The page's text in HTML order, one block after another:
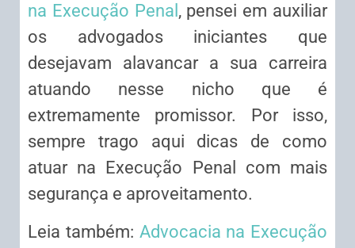
na Execução Penal , pensei em auxiliar
os advogados iniciantes que
desejavam alavancar a sua carreira
atuando nesse nicho que é
extremamente promissor. Por isso,
sempre trago aqui dicas de como
atuar na Execução Penal com mais
segurança e aproveitamento.
Leia também: Advocacia na Execução